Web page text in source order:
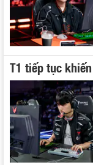
T1 tiếp tục